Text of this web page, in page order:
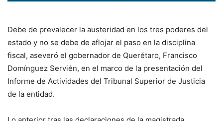
Debe de prevalecer la austeridad en los tres poderes del
estado y no se debe de aflojar el paso en la disciplina
fiscal, aseveró el gobernador de Querétaro, Francisco
Domínguez Servién, en el marco de la presentación del
Informe de Actividades del Tribunal Superior de Justicia
de la entidad.